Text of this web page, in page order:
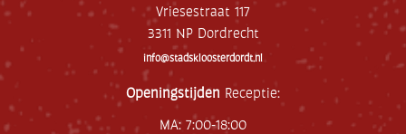
Vriesestraat 117
3311 NP Dordrecht
info@stadskloosterdordt.nl
Openingstijden Receptie:
MA: 7:00-18:00